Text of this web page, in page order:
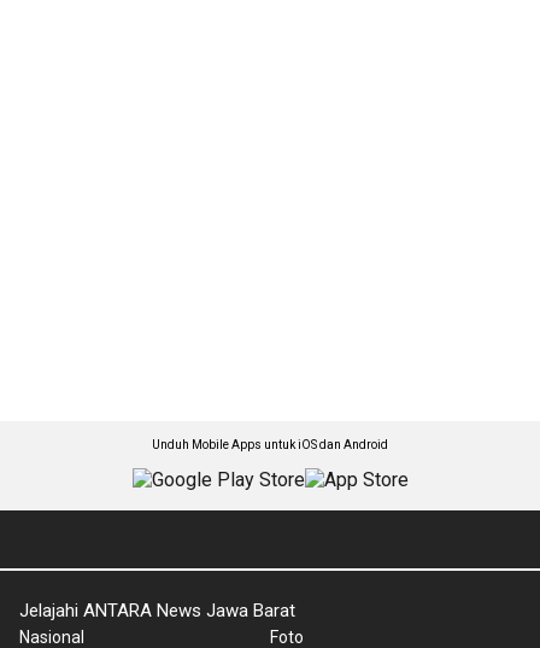
Unduh Mobile Apps untuk iOS dan Android
Jelajahi ANTARA News Jawa Barat
Nasional
Foto